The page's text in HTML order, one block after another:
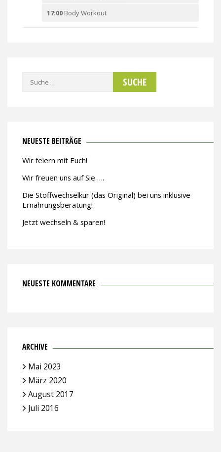
17:00 Body Workout
Suche
NEUESTE BEITRÄGE
Wir feiern mit Euch!
Wir freuen uns auf Sie ….
Die Stoffwechselkur (das Original) bei uns inklusive
Ernährungsberatung!
Jetzt wechseln & sparen!
NEUESTE KOMMENTARE
ARCHIVE
Mai 2023
März 2020
August 2017
Juli 2016